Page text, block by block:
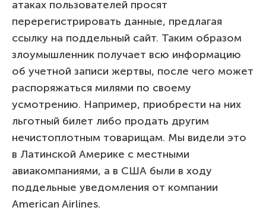
атаках пользователей просят
перерегистрировать данные, предлагая
ссылку на поддельный сайт. Таким образом
злоумышленник получает всю информацию
об учетной записи жертвы, после чего может
распоряжаться милями по своему
усмотрению. Например, приобрести на них
льготный билет либо продать другим
нечистоплотным товарищам. Мы видели это
в Латинской Америке с местными
авиакомпаниями, а в США были в ходу
поддельные уведомления от компании
American Airlines.